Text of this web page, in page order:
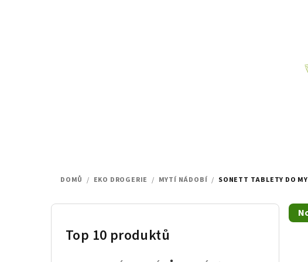
DOMŮ / EKO DROGERIE / MYTÍ NÁDOBÍ / SONETT TABLETY DO
P
Top 10 produktů